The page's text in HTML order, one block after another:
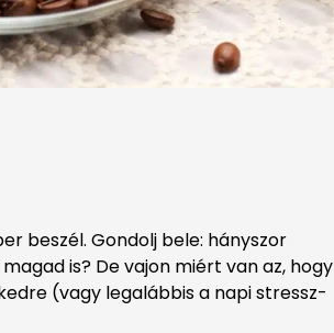
beszél. Gondolj bele: hányszor
is? De vajon miért van az, hogy
(vagy legalábbis a napi stressz-